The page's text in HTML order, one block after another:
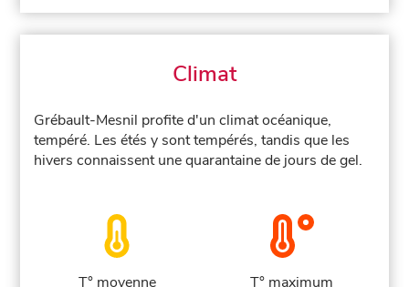
Climat
Grébault-Mesnil profite d'un climat océanique,
tempéré. Les étés y sont tempérés, tandis que les
hivers connaissent une quarantaine de jours de gel.
T° moyenne
T° maximum